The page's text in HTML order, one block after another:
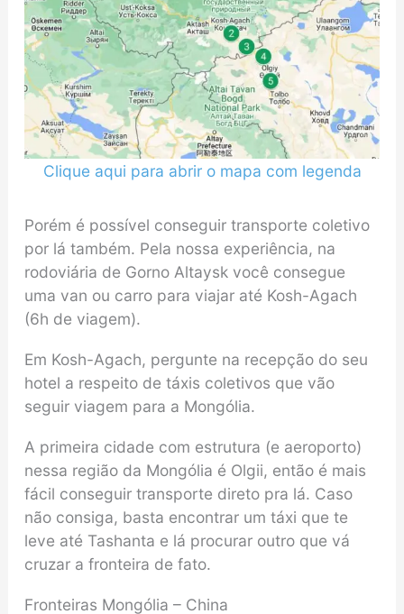
Clique aqui para abrir o mapa com legenda
Porém é possível conseguir transporte coletivo
por lá também. Pela nossa experiência, na
rodoviária de Gorno Altaysk você consegue
uma van ou carro para viajar até Kosh-Agach
(6h de viagem).
Em Kosh-Agach, pergunte na recepção do seu
hotel a respeito de táxis coletivos que vão
seguir viagem para a Mongólia.
A primeira cidade com estrutura (e aeroporto)
nessa região da Mongólia é Olgii, então é mais
fácil conseguir transporte direto pra lá. Caso
não consiga, basta encontrar um táxi que te
leve até Tashanta e lá procurar outro que vá
cruzar a fronteira de fato.
Fronteiras Mongólia – China